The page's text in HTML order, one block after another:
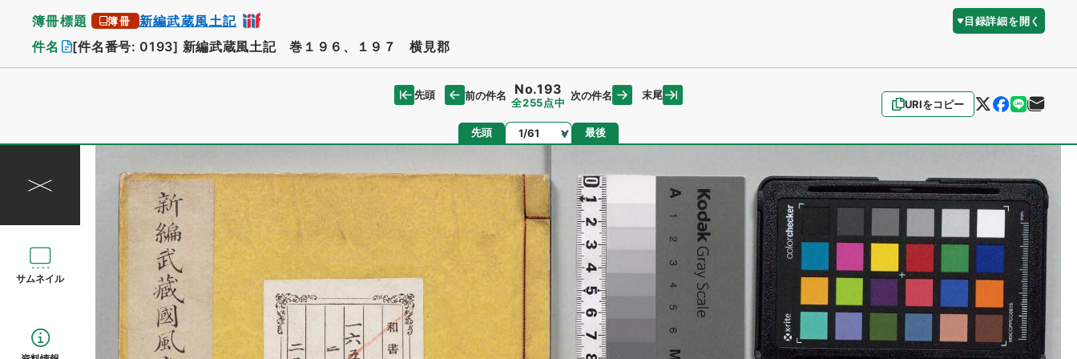
簿冊標題 簿冊 新編武蔵風土記 目録詳細を開く
件名 [件名番号: 0193] 新編武蔵風土記 巻１９６、１９７ 横見郡
URIをコピー
先頭 前の件名 No.193
全255点中
次の件名 末尾
先頭 ページ 最後
サムネイル